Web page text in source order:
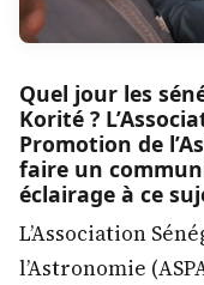
Quel jour les
Korité ?
Promotion de
faire un
éclairage à ce
L’Association
l’Astronomie